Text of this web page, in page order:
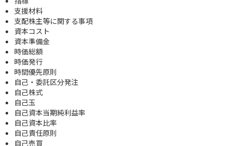
支援材料
支配株主等に関する事項
資本コスト
資本準備金
時価総額
時価発行
時間優先原則
自己・委託区分発注
自己株式
自己玉
自己資本当期純利益率
自己資本比率
自己責任原則
自己売買